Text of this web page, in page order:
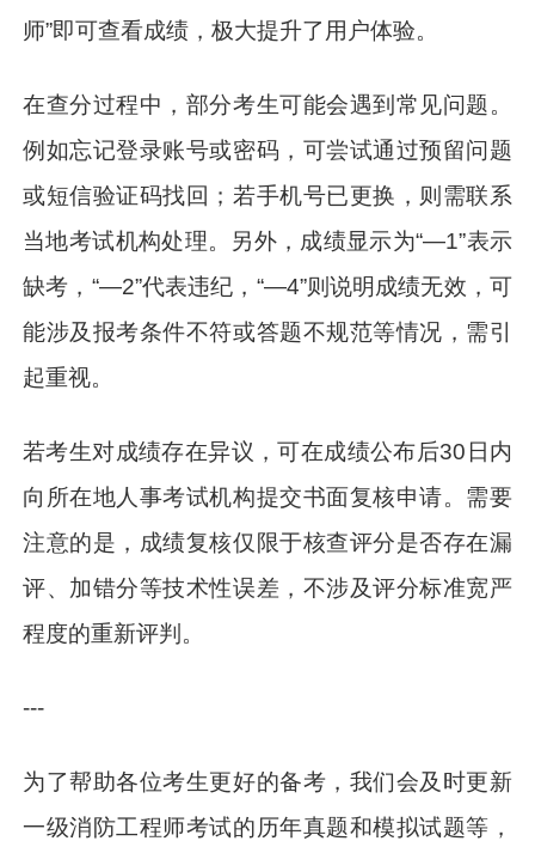
师”即可查看成绩，极大提升了用户体验。
在查分过程中，部分考生可能会遇到常见问题。
例如忘记登录账号或密码，可尝试通过预留问题
或短信验证码找回；若手机号已更换，则需联系
当地考试机构处理。另外，成绩显示为“—1”表示
缺考，“—2”代表违纪，“—4”则说明成绩无效，可
能涉及报考条件不符或答题不规范等情况，需引
起重视。
若考生对成绩存在异议，可在成绩公布后30日内
向所在地人事考试机构提交书面复核申请。需要
注意的是，成绩复核仅限于核查评分是否存在漏
评、加错分等技术性误差，不涉及评分标准宽严
程度的重新评判。
---
为了帮助各位考生更好的备考，我们会及时更新
一级消防工程师考试的历年真题和模拟试题等，